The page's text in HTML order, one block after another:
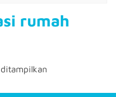
rumah